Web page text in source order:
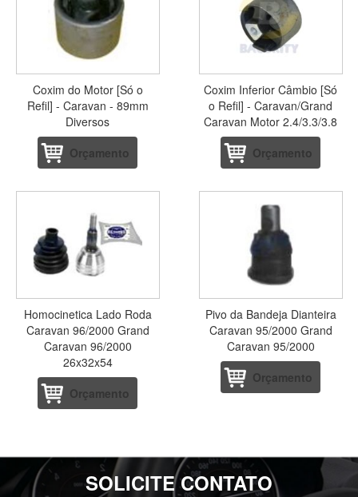
Coxim do Motor [Só o
Refil] - Caravan - 89mm
Diversos
Orçamento
Coxim Inferior Câmbio [Só
o Refil] - Caravan/Grand
Caravan Motor 2.4/3.3/3.8
Orçamento
Homocinetica Lado Roda
Caravan 96/2000 Grand
Caravan 96/2000
26x32x54
Orçamento
Pivo da Bandeja Dianteira
Caravan 95/2000 Grand
Caravan 95/2000
Orçamento
SOLICITE CONTATO